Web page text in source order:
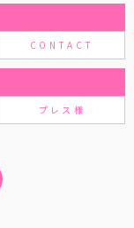
CONTACT
プレス様